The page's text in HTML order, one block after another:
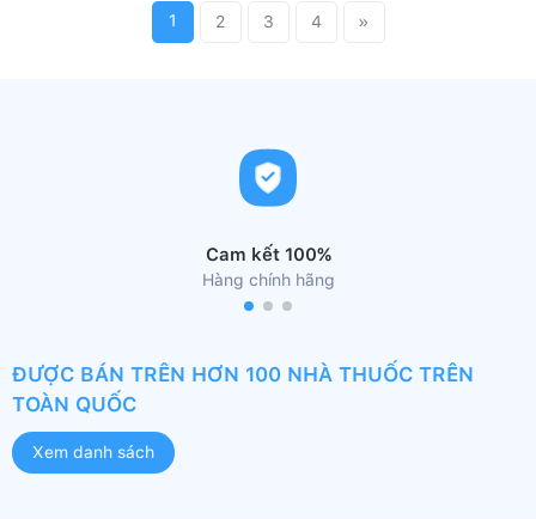
1 2 3 4 »
Cam kết 100%
Hàng chính hãng
ĐƯỢC BÁN TRÊN HƠN 100 NHÀ THUỐC TRÊN
TOÀN QUỐC
Xem danh sách